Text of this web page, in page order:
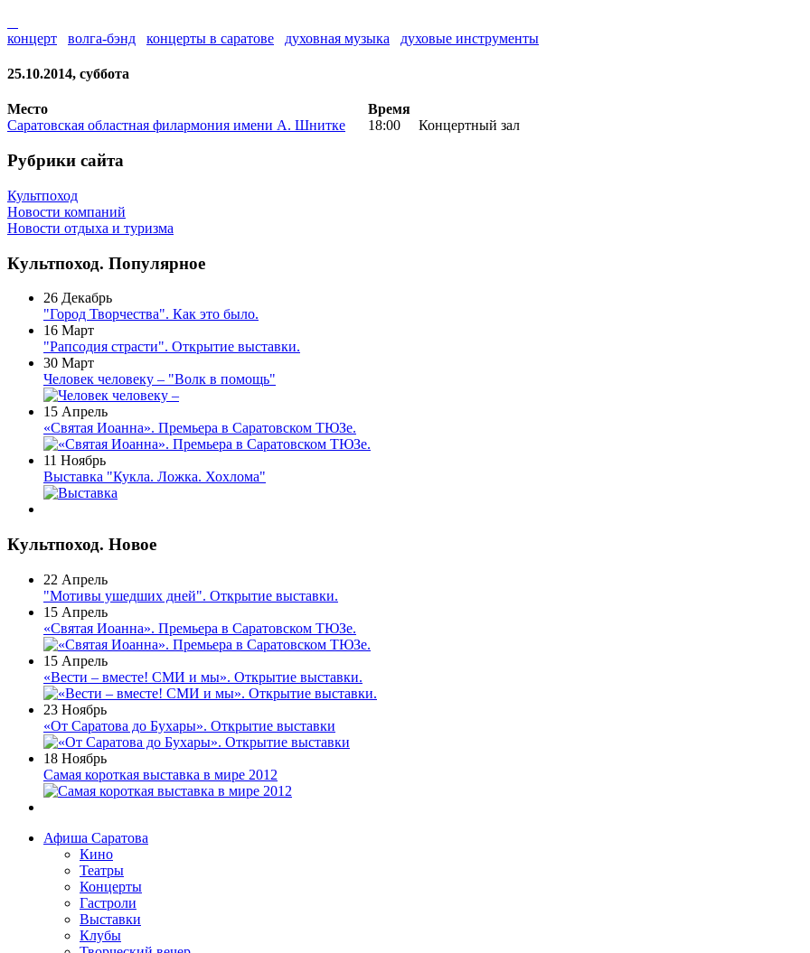
концерт волга-бэнд концерты в саратове духовная музыка духовые инструменты
25.10.2014, суббота
Место
Время
Саратовская областная филармония имени А. Шнитке
18:00 Концертный зал
Рубрики сайта
Культпоход
Новости компаний
Новости отдыха и туризма
Культпоход. Популярное
26 Декабрь
"Город Творчества". Как это было.
16 Март
"Рапсодия страсти". Открытие выставки.
30 Март
Человек человеку – "Волк в помощь"
15 Апрель
«Святая Иоанна». Премьера в Саратовском ТЮЗе.
11 Ноябрь
Выставка "Кукла. Ложка. Хохлома"
Культпоход. Новое
22 Апрель
"Мотивы ушедших дней". Открытие выставки.
15 Апрель
«Святая Иоанна». Премьера в Саратовском ТЮЗе.
15 Апрель
«Вести – вместе! СМИ и мы». Открытие выставки.
23 Ноябрь
«От Саратова до Бухары». Открытие выставки
18 Ноябрь
Самая короткая выставка в мире 2012
Афиша Саратова
Кино
Театры
Концерты
Гастроли
Выставки
Клубы